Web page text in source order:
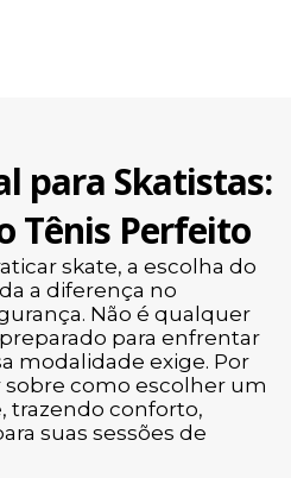
para Skatistas:
Tênis Perfeito
skate, a escolha do
a diferença no
Não é qualquer
para enfrentar
modalidade exige. Por
sobre como escolher um
trazendo conforto,
suas sessões de